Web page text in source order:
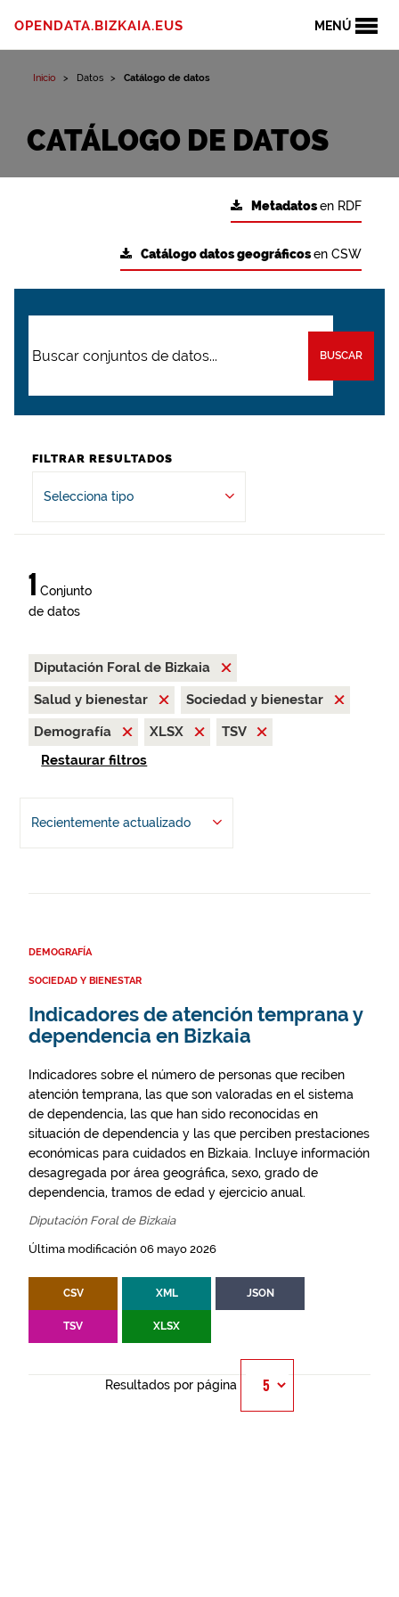
MENÚ
OPENDATA.BIZKAIA.EUS
Inicio Datos Catálogo de datos
CATÁLOGO DE DATOS
Metadatosen RDF
Catálogo datos geográficosen CSW
BUSCAR
FILTRAR RESULTADOS
Selecciona tipo
1 Conjunto
de datos
Diputación Foral de Bizkaia
Salud y bienestar
Sociedad y bienestar
Demografía
XLSX
TSV
Restaurar filtros
Recientemente actualizado
DEMOGRAFÍA
SOCIEDAD Y BIENESTAR
Indicadores de atención temprana y
dependencia en Bizkaia
Indicadores sobre el número de personas que reciben
atención temprana, las que son valoradas en el sistema
de dependencia, las que han sido reconocidas en
situación de dependencia y las que perciben prestaciones
económicas para cuidados en Bizkaia. Incluye información
desagregada por área geográfica, sexo, grado de
dependencia, tramos de edad y ejercicio anual.
Diputación Foral de Bizkaia
Última modificación 06 mayo 2026
CSV XML JSON
TSV XLSX
Resultados por página